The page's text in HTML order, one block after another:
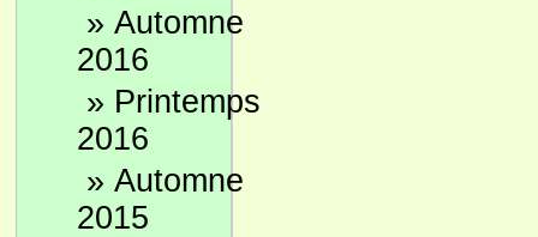
» Automne
2016
» Printemps
2016
» Automne
2015